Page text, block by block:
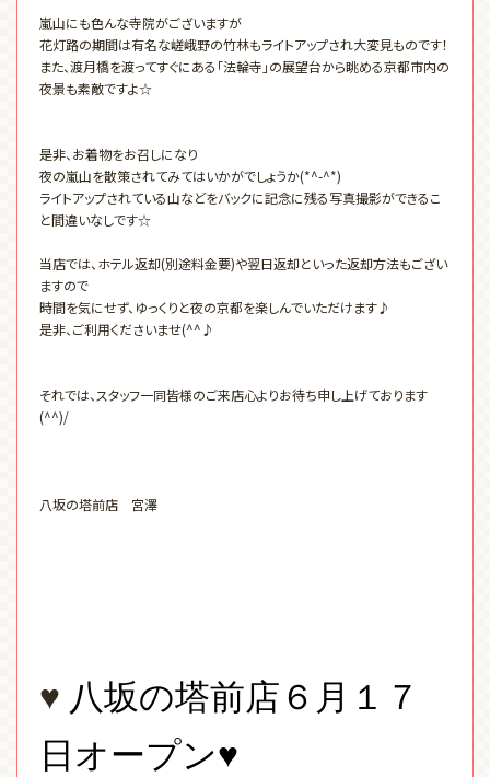
嵐山にも色んな寺院がございますが
花灯路の期間は有名な嵯峨野の竹林もライトアップされ大変見ものです！
また、渡月橋を渡ってすぐにある「法輪寺」の展望台から眺める京都市内の
夜景も素敵ですよ☆
是非、お着物をお召しになり
夜の嵐山を散策されてみてはいかがでしょうか(*^-^*)
ライトアップされている山などをバックに記念に残る写真撮影ができるこ
と間違いなしです☆
当店では、ホテル返却(別途料金要)や翌日返却といった返却方法もござい
ますので
時間を気にせず、ゆっくりと夜の京都を楽しんでいただけます♪
是非、ご利用くださいませ(^^♪
それでは、スタッフ一同皆様のご来店心よりお待ち申し上げております
(^^)/
八坂の塔前店 宮澤
♥ 八坂の塔前店６月１７
日オープン♥